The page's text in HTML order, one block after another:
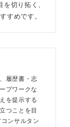
切り拓く、
すめです。
履歴書・志
プワークな
を提示する
つことを目
ンサルタン